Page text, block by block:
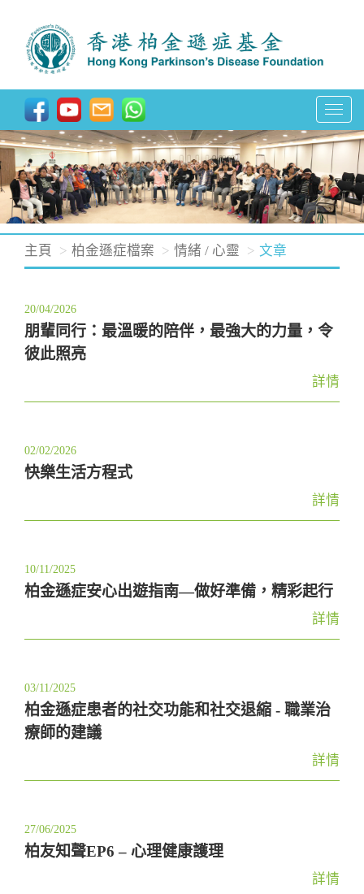
T
o
g
l
e
a
t
i
主頁 柏金遜症檔案 情緒 / 心靈 文章
20/04/2026
朋輩同行：最溫暖的陪伴，最強大的力量，令
彼此照亮
詳情
02/02/2026
快樂生活方程式
詳情
10/11/2025
柏金遜症安心出遊指南—做好準備，精彩起行
詳情
03/11/2025
柏金遜症患者的社交功能和社交退縮 - 職業治
療師的建議
詳情
27/06/2025
柏友知聲EP6 – 心理健康護理
詳情